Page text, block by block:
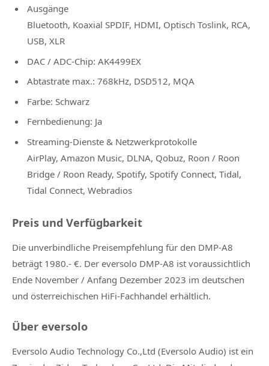
Ausgänge
Bluetooth, Koaxial SPDIF, HDMI, Optisch Toslink, RCA,
USB, XLR
DAC / ADC-Chip: AK4499EX
Abtastrate max.: 768kHz, DSD512, MQA
Farbe: Schwarz
Fernbedienung: Ja
Streaming-Dienste & Netzwerkprotokolle
AirPlay, Amazon Music, DLNA, Qobuz, Roon / Roon
Bridge / Roon Ready, Spotify, Spotify Connect, Tidal,
Tidal Connect, Webradios
Preis und Verfügbarkeit
Die unverbindliche Preisempfehlung für den DMP-A8
beträgt 1980.- €. Der eversolo DMP-A8 ist voraussichtlich
Ende November / Anfang Dezember 2023 im deutschen
und österreichischen HiFi-Fachhandel erhältlich.
Über eversolo
Eversolo Audio Technology Co.,Ltd (Eversolo Audio) ist ein